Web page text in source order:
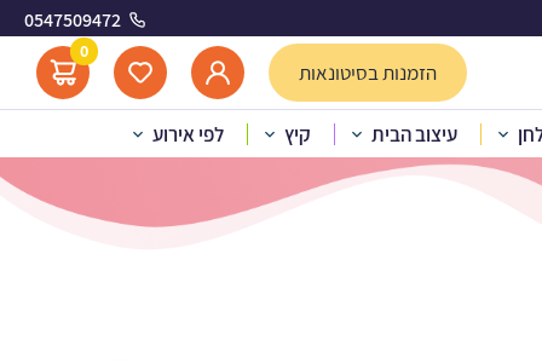
0547509472
הזמנות בסיטונאות
0
עיצוב הבית קיץ לפי אירוע